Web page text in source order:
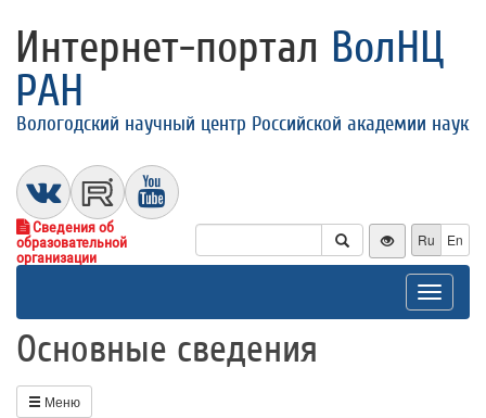
Интернет-портал ВолНЦ
РАН
Вологодский научный центр Российской академии наук
Сведения об
образовательной
организации
Ru En
Toggle
Основные сведения
Меню